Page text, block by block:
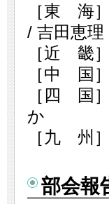
［東 海
/ 吉田恵理
［近 畿
［中 国
［四 国
か
［九 州
部会報